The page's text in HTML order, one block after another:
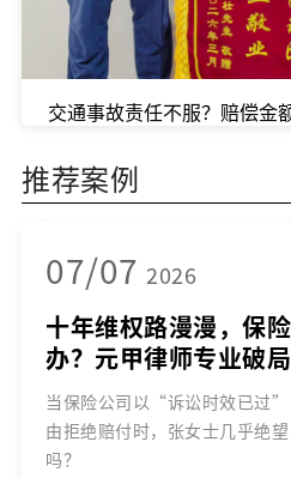
交通事故责任不服？赔偿金
推荐案例
07/07 2026
十年维权路漫漫，保
办？元甲律师专业破
当保险公司以“诉讼时效已过
由拒绝赔付时，张女士几乎绝
吗？